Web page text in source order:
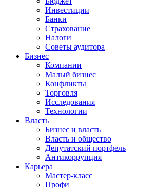
Инвестиции
Банки
Страхование
Налоги
Советы аудитора
Бизнес
Компании
Малый бизнес
Конфликты
Торговля
Исследования
Технологии
Власть
Бизнес и власть
Власть и общество
Депутатский портфель
Антикоррупция
Карьера
Мастер-класс
Профи